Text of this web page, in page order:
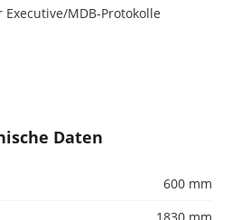
MDB-Protokolle
Daten
600 mm
1830 mm